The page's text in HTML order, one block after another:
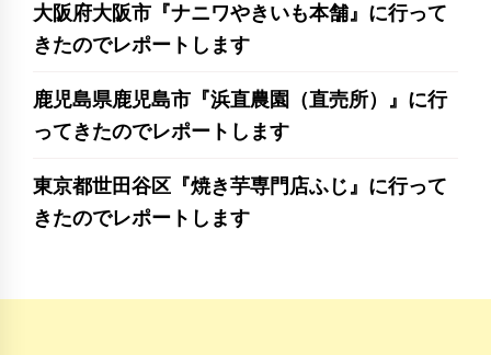
大阪府大阪市『ナニワやきいも本舗』に行って
きたのでレポートします
鹿児島県鹿児島市『浜直農園（直売所）』に行
ってきたのでレポートします
東京都世田谷区『焼き芋専門店ふじ』に行って
きたのでレポートします